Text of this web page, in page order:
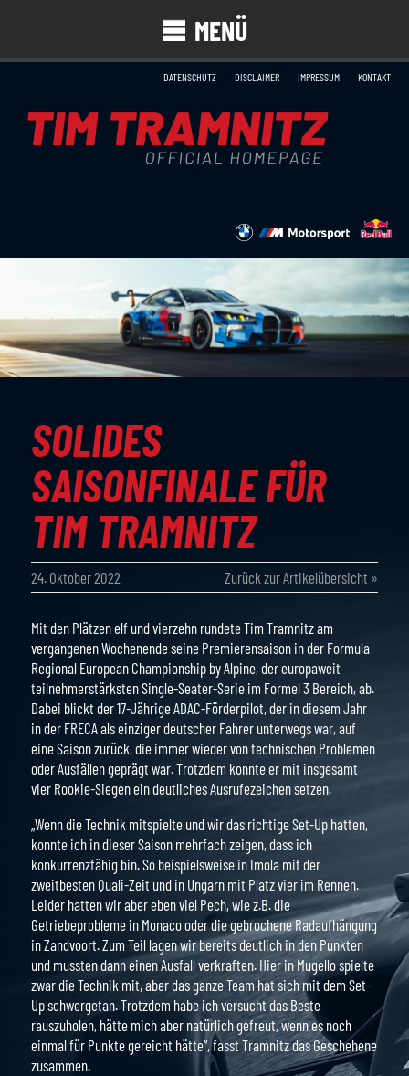
MENÜ
DATENSCHUTZ DISCLAIMER IMPRESSUM KONTAKT
SOLIDES
SAISONFINALE FÜR
TIM TRAMNITZ
24. Oktober 2022 Zurück zur Artikelübersicht »
Mit den Plätzen elf und vierzehn rundete Tim Tramnitz am
vergangenen Wochenende seine Premierensaison in der Formula
Regional European Championship by Alpine, der europaweit
teilnehmerstärksten Single-Seater-Serie im Formel 3 Bereich, ab.
Dabei blickt der 17-Jährige ADAC-Förderpilot, der in diesem Jahr
in der FRECA als einziger deutscher Fahrer unterwegs war, auf
eine Saison zurück, die immer wieder von technischen Problemen
oder Ausfällen geprägt war. Trotzdem konnte er mit insgesamt
vier Rookie-Siegen ein deutliches Ausrufezeichen setzen.
„Wenn die Technik mitspielte und wir das richtige Set-Up hatten,
konnte ich in dieser Saison mehrfach zeigen, dass ich
konkurrenzfähig bin. So beispielsweise in Imola mit der
zweitbesten Quali-Zeit und in Ungarn mit Platz vier im Rennen.
Leider hatten wir aber eben viel Pech, wie z.B. die
Getriebeprobleme in Monaco oder die gebrochene Radaufhängung
in Zandvoort. Zum Teil lagen wir bereits deutlich in den Punkten
und mussten dann einen Ausfall verkraften. Hier in Mugello spielte
zwar die Technik mit, aber das ganze Team hat sich mit dem Set-
Up schwergetan. Trotzdem habe ich versucht das Beste
rauszuholen, hätte mich aber natürlich gefreut, wenn es noch
einmal für Punkte gereicht hätte“, fasst Tramnitz das Geschehene
zusammen.